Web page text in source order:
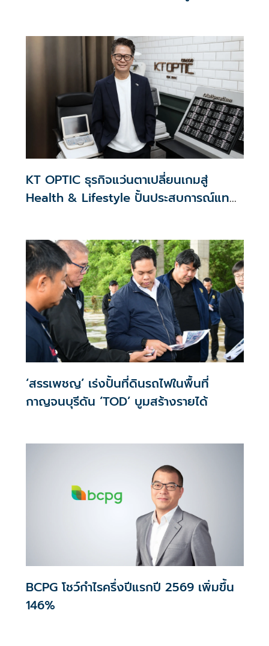
KT OPTIC ธุรกิจแว่นตาเปลี่ยนเกมสู่
Health & Lifestyle ปั้นประสบการณ์แทน
‘สรรเพชญ’ เร่งปั้นที่ดินรถไฟในพื้นที่
กาญจนบุรีดัน ‘TOD’ บูมสร้างรายได้
BCPG โชว์กำไรครึ่งปีแรกปี 2569 เพิ่มขึ้น
146%